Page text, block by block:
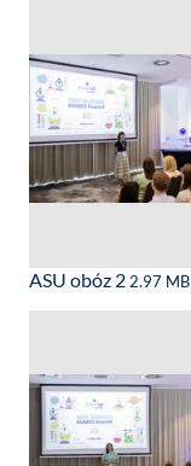
ASU obóz 2 2.97 MB